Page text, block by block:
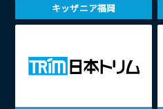
キッザニア福岡